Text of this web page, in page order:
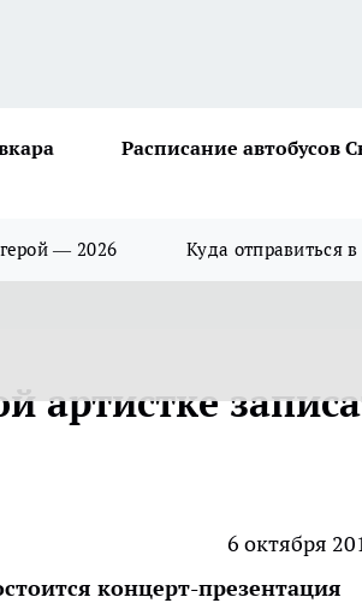
Расписание автобусов
— 2026 Куда отправиться в
артистке
6 октября
концерт-презентация